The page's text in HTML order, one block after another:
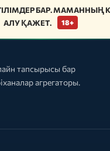
БАР. МАМАННЫҢ
АЛУ ҚАЖЕТ.
18+
тапсырысы бар
агрегаторы.